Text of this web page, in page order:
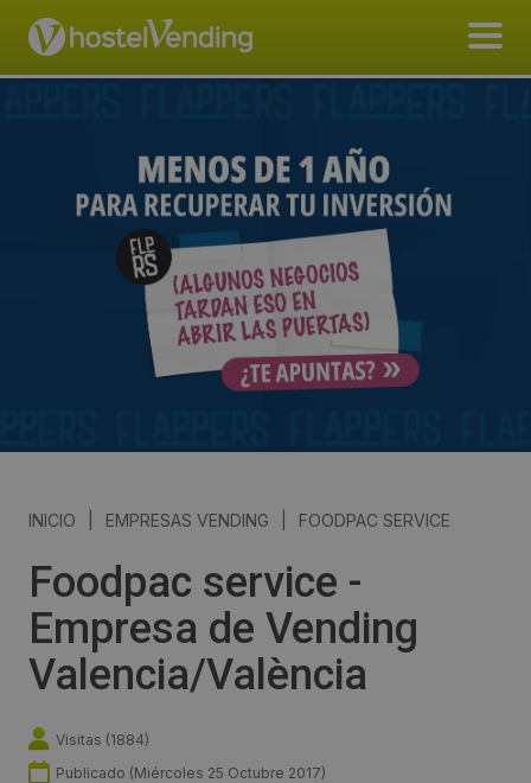
INICIO EMPRESAS VENDING FOODPAC SERVICE
Foodpac service -
Empresa de Vending
Valencia/València
Visitas (1884)
Publicado (Miércoles 25 Octubre 2017)